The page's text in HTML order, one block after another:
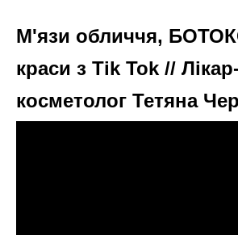
М'язи обличчя,
краси з Tik Tok // Лікар-
косметолог Тетяна